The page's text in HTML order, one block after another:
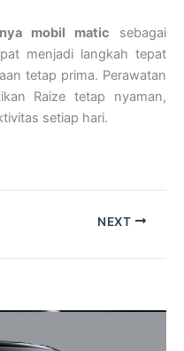
mobil matic sebagai
menjadi langkah tepat
tetap prima. Perawatan
Raize tetap nyaman,
setiap hari.
NEXT